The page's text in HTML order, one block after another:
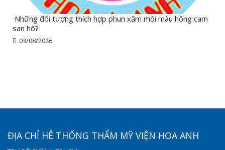
Những đối tượng thích hợp phun xăm môi màu hồng cam
san hô?
03/08/2026
ĐỊA CHỈ HỆ THỐNG THẨM MỸ VIỆN HOA ANH